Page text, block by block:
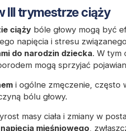
III trymestrze ciąży
ciąży bóle głowy mogą być
napięcia i stresu
do narodzin dziecka. W tym
mogą sprzyjać
i ogólne zmęczenie, często
bólu głowy.
masy ciała i zmiany w
mięśniowego ,